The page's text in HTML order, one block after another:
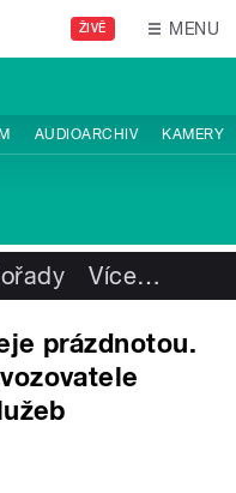
ŽIVĚ MENU
AUDIOARCHIV KAMERY
Více…
prázdnotou.